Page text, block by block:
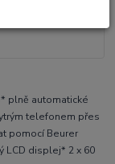
plně automatické
telefonem přes
pomocí Beurer
LCD displej* 2 x 60